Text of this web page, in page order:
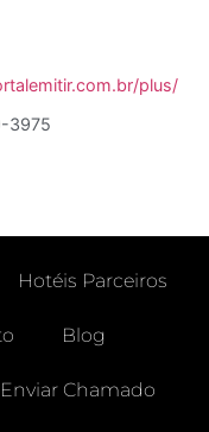
plus/
3975
Hotéis Parceiros
Blog
Enviar Chamado